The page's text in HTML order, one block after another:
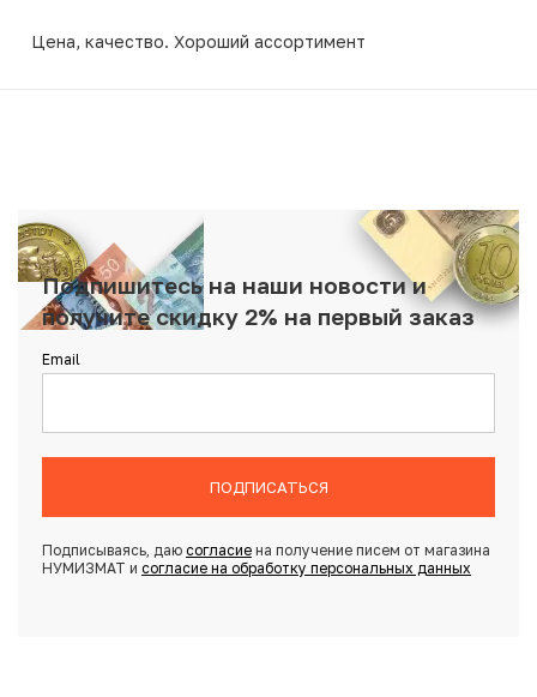
Цена, качество. Хороший ассортимент
Подпишитесь на наши новости и
получите скидку 2% на первый заказ
Email
ПОДПИСАТЬСЯ
Подписываясь, даю согласиена получение писем от магазина
НУМИЗМАТ и согласие на обработку персональных данных